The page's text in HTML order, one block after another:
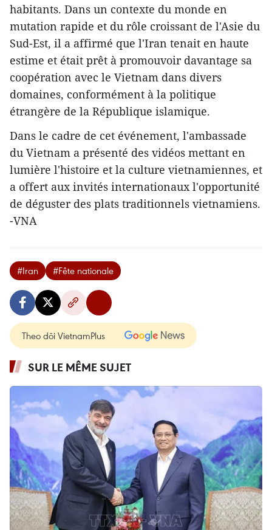
habitants. Dans un contexte du monde en
mutation rapide et du rôle croissant de l'Asie du
Sud-Est, il a affirmé que l'Iran tenait en haute
estime et était prêt à promouvoir davantage sa
coopération avec le Vietnam dans divers
domaines, conformément à la politique
étrangère de la République islamique.
Dans le cadre de cet événement, l'ambassade
du Vietnam a présenté des vidéos mettant en
lumière l'histoire et la culture vietnamiennes, et
a offert aux invités internationaux l'opportunité
de déguster des plats traditionnels vietnamiens.
-VNA
#Iran #Fête nationale
Theo dõi VietnamPlus
SUR LE MÊME SUJET